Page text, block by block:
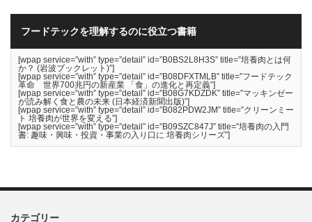
フードテックを理解するのに役立つ書籍
[wpap service=”with” type=”detail” id=”B0BS2L8H3S” title=”培養肉とは何
か？ (岩波ブックレット)”]
[wpap service=”with” type=”detail” id=”B08DFXTMLB” title=”フードテック
革命 世界700兆円の新産業 「食」の進化と再定義”]
[wpap service=”with” type=”detail” id=”B08G7KDZDK” title=”マッキンゼー
が読み解く食と農の未来 (日本経済新聞出版)”]
[wpap service=”with” type=”detail” id=”B082PDW2JM” title=”クリーンミー
ト 培養肉が世界を変える”]
[wpap service=”with” type=”detail” id=”B09SZC847J” title=”培養肉の入門
書: 趣味・興味・投資・事業の入り口に 培養肉シリーズ”]
カテゴリー